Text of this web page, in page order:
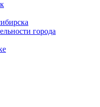
города